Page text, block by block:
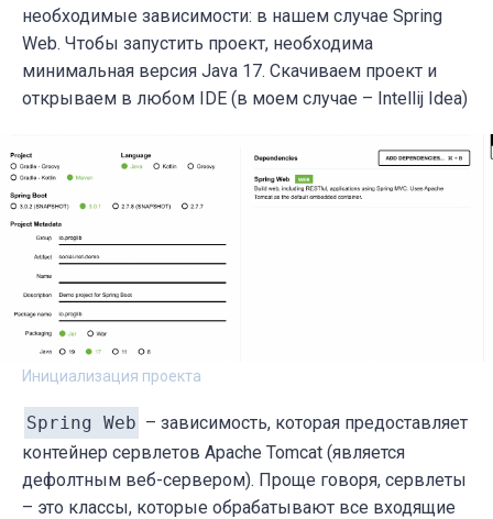
необходимые зависимости: в нашем случае Spring
Web. Чтобы запустить проект, необходима
минимальная версия Java 17. Скачиваем проект и
открываем в любом IDE (в моем случае – Intellij Idea)
Инициализация проекта
Spring Web – зависимость, которая предоставляет
контейнер сервлетов Apache Tomcat (является
дефолтным веб-сервером). Проще говоря, сервлеты
– это классы, которые обрабатывают все входящие